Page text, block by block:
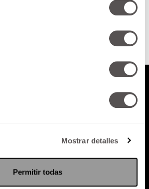
Mostrar detalles
Permitir todas
Política de Privacidad
RADIO MARTHA EVENTOS
SACA TU ID